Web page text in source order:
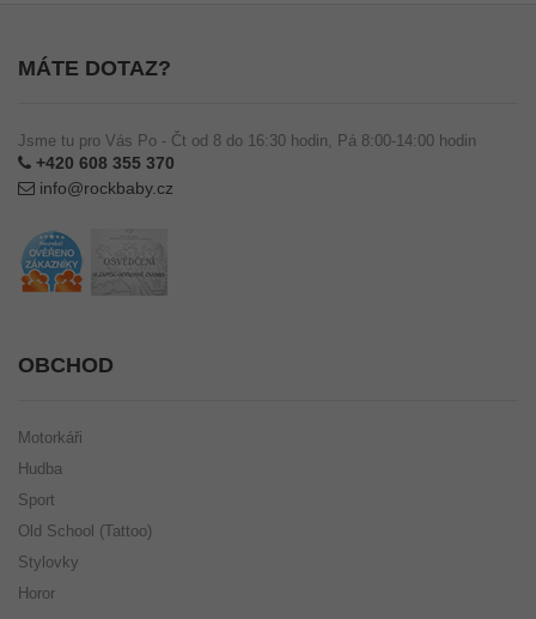
MÁTE DOTAZ?
Jsme tu pro Vás Po - Čt od 8 do 16:30 hodin, Pá 8:00-14:00 hodin
+420 608 355 370
info@rockbaby.cz
OBCHOD
Motorkáři
Hudba
Sport
Old School (Tattoo)
Stylovky
Horor